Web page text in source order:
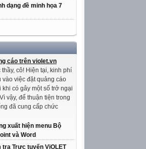
dạng đề minh họa 7
cáo trên violet.vn
thầy, cô! Hiện tại, kinh phí
vào việc đặt quảng cáo
có gây một số trở ngại
vậy, để thuận tiện trong
đã cung cấp chức
xuất hiện menu Bộ
và Word
Trực tuyến ViOLET